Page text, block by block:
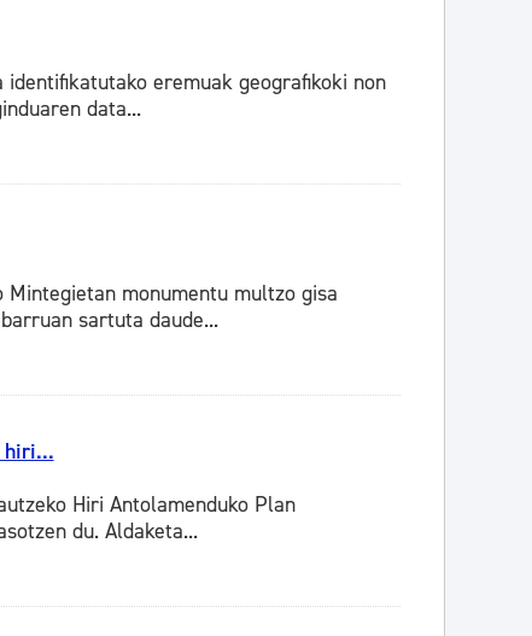
eremuak geografikoki non
data...
monumentu multzo gisa
sartuta daude...
hiri...
Hiri Antolamenduko Plan
du. Aldaketa...